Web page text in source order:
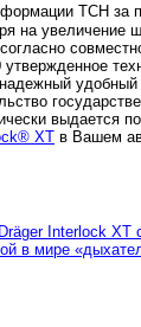
ТСН за
на увеличение
выдается
XT в Вашем
Interlock
в мире